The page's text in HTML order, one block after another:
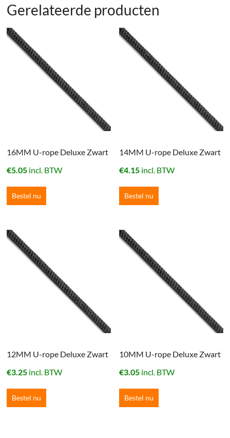
Gerelateerde producten
16MM U-rope Deluxe Zwart
€5.05 incl. BTW
Bestel nu
14MM U-rope Deluxe Zwart
€4.15 incl. BTW
Bestel nu
12MM U-rope Deluxe Zwart
€3.25 incl. BTW
Bestel nu
10MM U-rope Deluxe Zwart
€3.05 incl. BTW
Bestel nu